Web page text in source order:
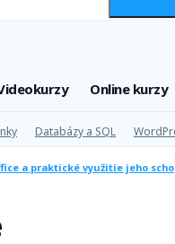
Online kurzy
Databázy a SQL
a praktické využitie jeho